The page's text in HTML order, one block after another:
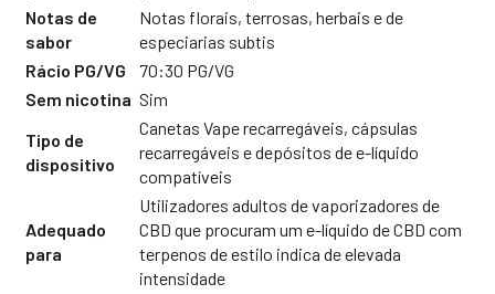
Notas de
sabor
Notas florais, terrosas, herbais e de
especiarias subtis
Rácio PG/VG
70:30 PG/VG
Sem nicotina Sim
Tipo de
dispositivo
Canetas Vape recarregáveis, cápsulas
recarregáveis e depósitos de e-líquido
compatíveis
Adequado
para
Utilizadores adultos de vaporizadores de
CBD que procuram um e-líquido de CBD com
terpenos de estilo indica de elevada
intensidade